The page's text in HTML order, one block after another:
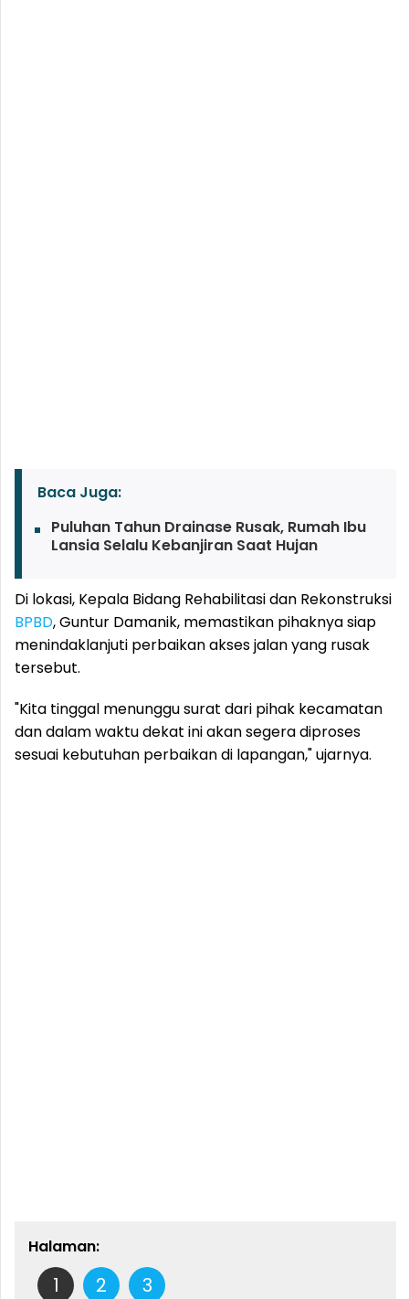
Baca Juga:
Puluhan Tahun Drainase Rusak, Rumah Ibu
Lansia Selalu Kebanjiran Saat Hujan
Di lokasi, Kepala Bidang Rehabilitasi dan Rekonstruksi
BPBD, Guntur Damanik, memastikan pihaknya siap
menindaklanjuti perbaikan akses jalan yang rusak
tersebut.
"Kita tinggal menunggu surat dari pihak kecamatan
dan dalam waktu dekat ini akan segera diproses
sesuai kebutuhan perbaikan di lapangan," ujarnya.
Halaman:
1 2 3